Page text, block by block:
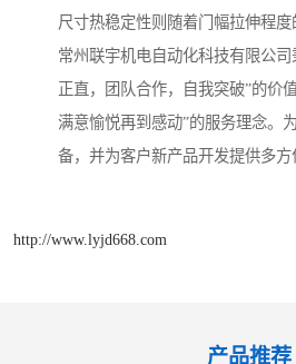
尺寸热稳定性则随着门幅拉伸程度
常州联宇机电自动化科技有限公
正直，团队合作，自我突破”的价
满意愉悦再到感动”的服务理念。
备，并为客户新产品开发提供多方
http://www.lyjd668.com
产品推荐